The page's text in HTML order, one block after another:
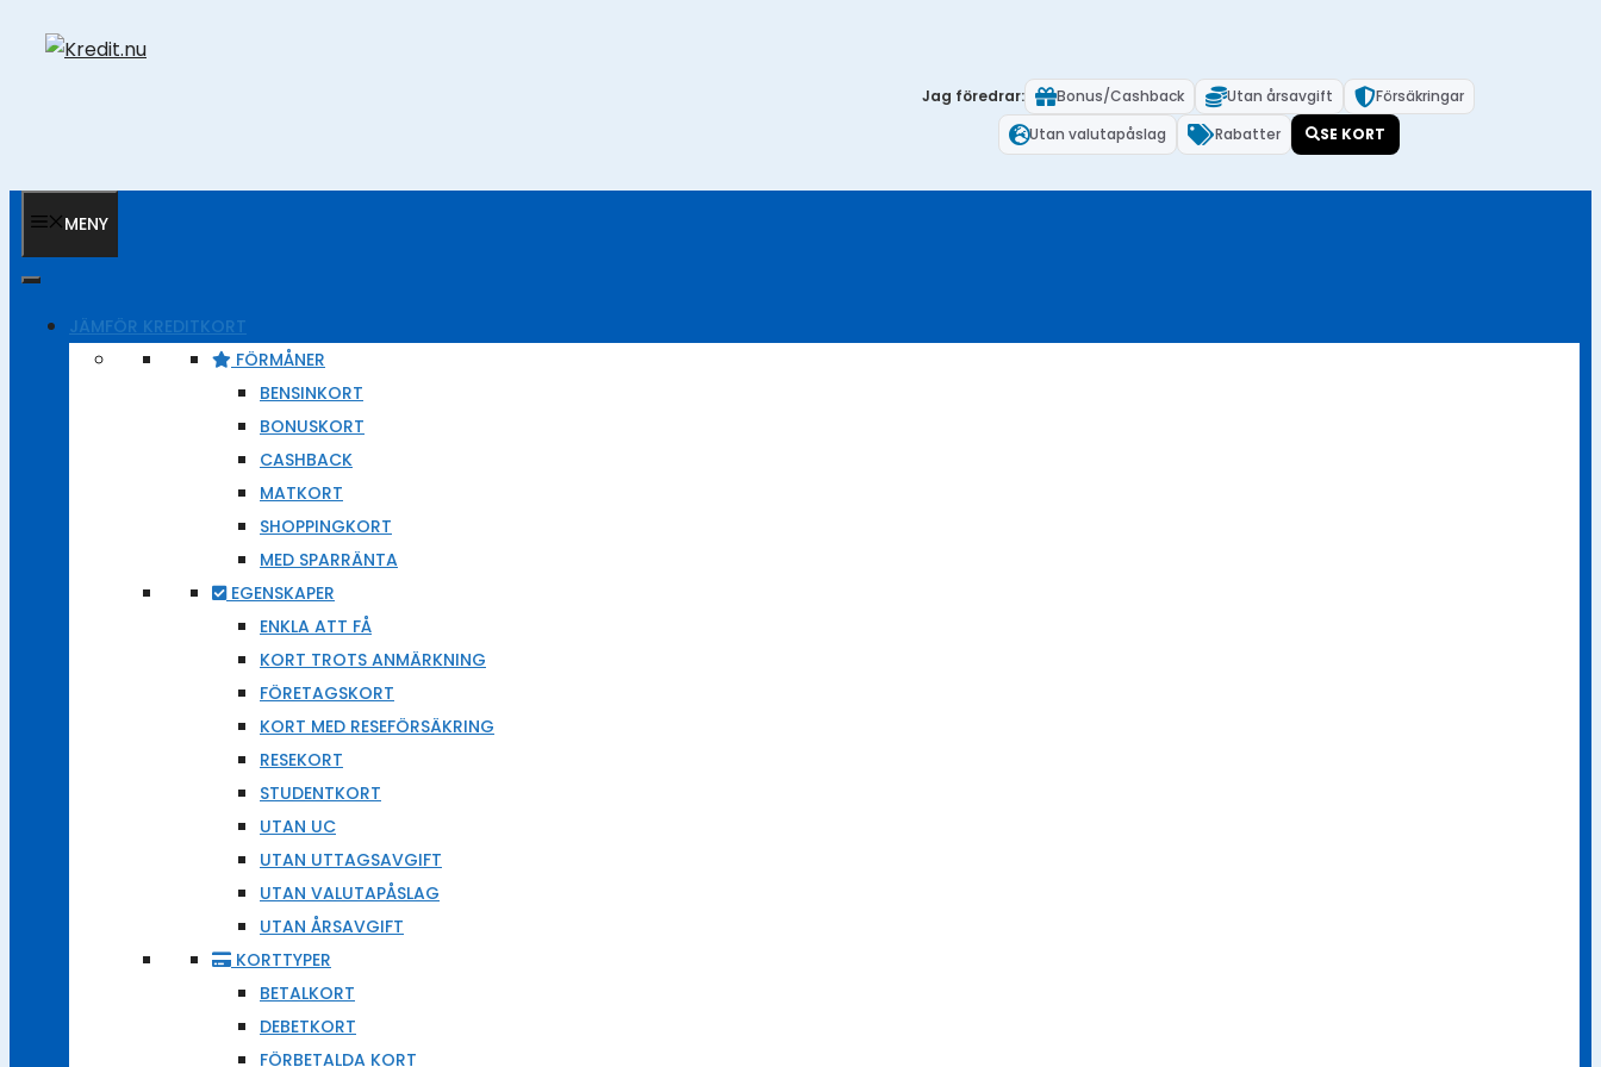
Jag föredrar: Bonus/Cashback Utan årsavgift
Försäkringar
Utan valutapåslag
Rabatter SE KORT
MENY
JÄMFÖR KREDITKORT
FÖRMÅNER
BENSINKORT
BONUSKORT
CASHBACK
MATKORT
SHOPPINGKORT
MED SPARRÄNTA
EGENSKAPER
ENKLA ATT FÅ
KORT TROTS ANMÄRKNING
FÖRETAGSKORT
KORT MED RESEFÖRSÄKRING
RESEKORT
STUDENTKORT
UTAN UC
UTAN UTTAGSAVGIFT
UTAN VALUTAPÅSLAG
UTAN ÅRSAVGIFT
KORTTYPER
BETALKORT
DEBETKORT
FÖRBETALDA KORT